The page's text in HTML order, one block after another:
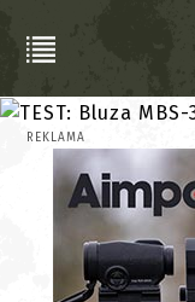
REKLAMA